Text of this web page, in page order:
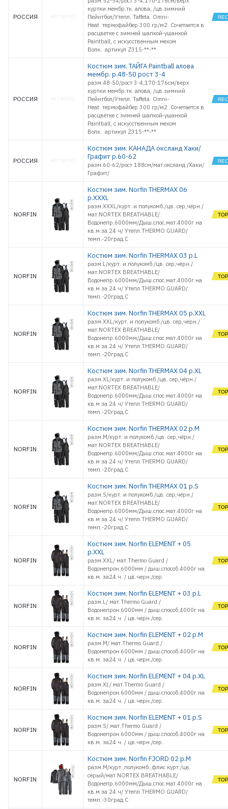
РОССИЯ
куртки мембр.тк. алова, /цв.зимний
Пейнтбол/Утепл. Taffeta Omni-
Heat термофайбер 300 гр/м2. Сочетается в
расцветке с зимней шапкой-ушанкой
Paintball, с искусственным мехом
Волк. артикул Z315-**-**
РОССИЯ
Костюм зим. ТАЙГА Paintball алова
мембр. р.48-50 рост 3-4
разм.48-50/рост 3-4;170-176см/верх
куртки мембр.тк. алова, /цв.зимний
Пейнтбол/Утепл. Taffeta Omni-
Heat термофайбер 300 гр/м2. Сочетается в
расцветке с зимней шапкой-ушанкой
Paintball, с искусственным мехом
Волк. артикул Z315-**-**
РОССИЯ
Костюм зим. КАНАДА оксланд Хаки/
Графит р.60-62
разм.60-62/рост 188см/мат.оксланд /Хаки/
Графит/
NORFIN
Костюм зим. Norfin THERMAX 06
р.XXXL
разм.XXXL/курт. и полукомб./цв. сер,чёрн./
мат.NORTEX BREATHABLE/
Водонепр.6000мм/Дыш.спос.мат.4000г на
кв.м за 24 ч/ Утепл.THERMO GUARD/
темп.-20град.С
NORFIN
Костюм зим. Norfin THERMAX 03 р.L
разм.L/курт. и полукомб./цв. сер,чёрн./
мат.NORTEX BREATHABLE/
Водонепр.6000мм/Дыш.спос.мат.4000г на
кв.м за 24 ч/ Утепл.THERMO GUARD/
темп.-20град.С
NORFIN
Костюм зим. Norfin THERMAX 05 р.XXL
разм.XXL/курт. и полукомб./цв. сер,чёрн./
мат.NORTEX BREATHABLE/
Водонепр.6000мм/Дыш.спос.мат.4000г на
кв.м за 24 ч/ Утепл.THERMO GUARD/
темп.-20град.С
NORFIN
Костюм зим. Norfin THERMAX 04 р.XL
разм.XL/курт. и полукомб./цв. сер,чёрн./
мат.NORTEX BREATHABLE/
Водонепр.6000мм/Дыш.спос.мат.4000г на
кв.м за 24 ч/ Утепл.THERMO GUARD/
темп.-20град.С
NORFIN
Костюм зим. Norfin THERMAX 02 р.M
разм.M/курт. и полукомб./цв. сер,чёрн./
мат.NORTEX BREATHABLE/
Водонепр.6000мм/Дыш.спос.мат.4000г на
кв.м за 24 ч/ Утепл.THERMO GUARD/
темп.-20град.С
NORFIN
Костюм зим. Norfin THERMAX 01 р.S
разм.S/курт. и полукомб./цв. сер,чёрн./
мат.NORTEX BREATHABLE/
Водонепр.6000мм/Дыш.спос.мат.4000г на
кв.м за 24 ч/ Утепл.THERMO GUARD/
темп.-20град.С
NORFIN
Костюм зим. Norfin ELEMENT + 05
р.XXL
разм.XXL/ мат.Thermo Guard /
Водонепрон.6000мм / дыш.способ.4000г на
кв.м. за24 ч. / цв.черн./сер.
NORFIN
Костюм зим. Norfin ELEMENT + 03 р.L
разм.L/ мат.Thermo Guard /
Водонепрон.6000мм / дыш.способ.4000г на
кв.м. за24 ч. / цв.черн./сер.
NORFIN
Костюм зим. Norfin ELEMENT + 02 р.M
разм.M/ мат.Thermo Guard /
Водонепрон.6000мм / дыш.способ.4000г на
кв.м. за24 ч. / цв.черн./сер.
NORFIN
Костюм зим. Norfin ELEMENT + 04 р.XL
разм.XL/ мат.Thermo Guard /
Водонепрон.6000мм / дыш.способ.4000г на
кв.м. за24 ч. / цв.черн./сер.
NORFIN
Костюм зим. Norfin ELEMENT + 01 р.S
разм.S/ мат.Thermo Guard /
Водонепрон.6000мм / дыш.способ.4000г на
кв.м. за24 ч. / цв.черн./сер.
NORFIN
Костюм зим. Norfin FJORD 02 р.M
разм.M/курт.,полукомб.,флис курт./цв.
серый/мат.NORTEX BREATHABLE/
Водонепр.6000мм/Дыш.спос.мат.4000г на
кв.м за 24 ч/ Утепл.THERMO GUARD/
темп.-30град.С